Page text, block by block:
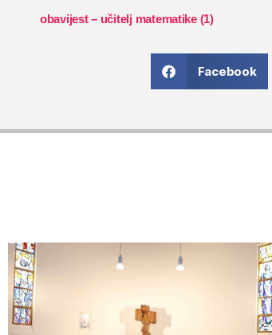
obavijest – učitelj matematike (1)
Facebook